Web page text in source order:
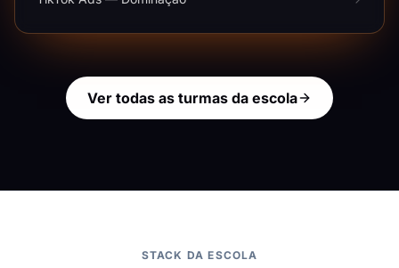
Ver todas as turmas da escola
STACK DA ESCOLA